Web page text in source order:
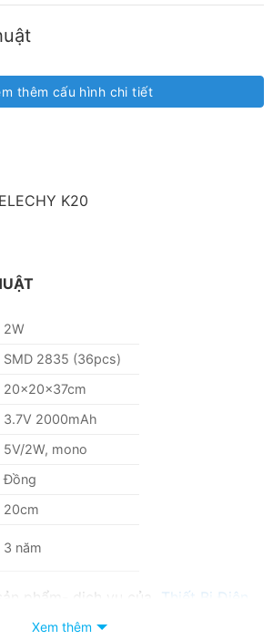
K20
2W
SMD 2835 (36pcs)
20x20x37cm
3.7V 2000mAh
5V/2W, mono
Đồng
20cm
3 năm
phẩm- dịch vụ của
Thiết Bị Điện
Xem thêm
thêm cấu hình chi tiết